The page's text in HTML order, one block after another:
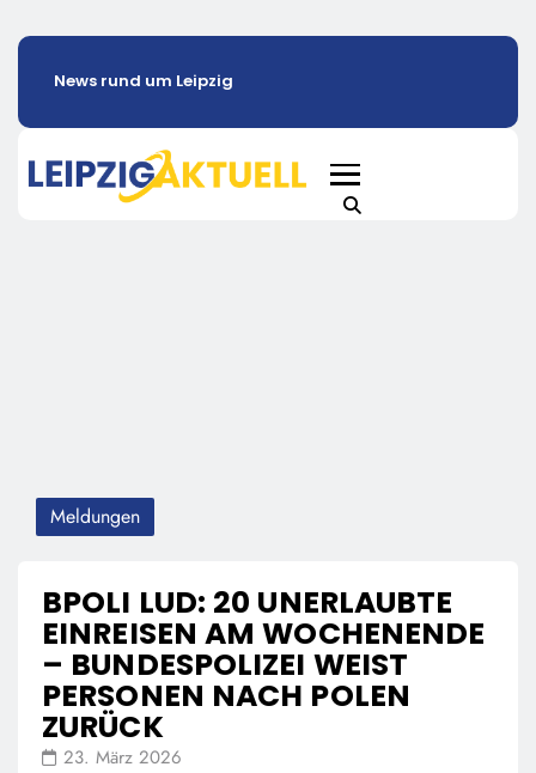
News rund um Leipzig
Meldungen
BPOLI LUD: 20 UNERLAUBTE
EINREISEN AM WOCHENENDE
– BUNDESPOLIZEI WEIST
PERSONEN NACH POLEN
ZURÜCK
23. März 2026